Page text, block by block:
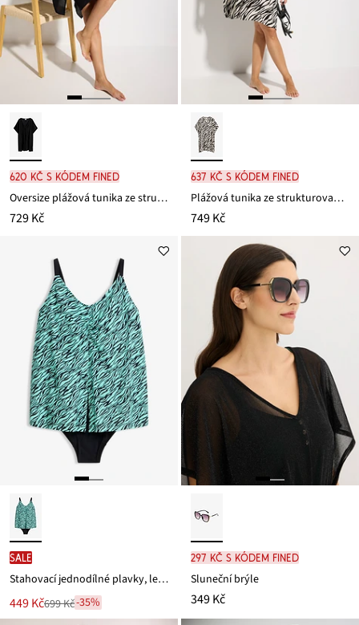
620 Kč s kódem FINED
Oversize plážová tunika ze strukturovaného materiálu se zmačkanou úpravou
729 Kč
637 Kč s kódem FINED
Plážová tunika ze strukturovaného materiálu se zmačkanou úpravou
749 Kč
SALE
Stahovací jednodílné plavky, lehký tvarující efekt
Nová
cena
449 Kč
Zlevněno699 Kč-35%
297 Kč s kódem FINED
Sluneční brýle
349 Kč